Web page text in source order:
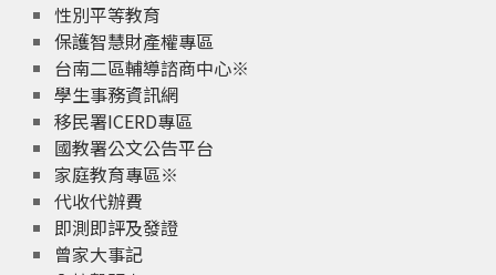
性別平等教育
保護智慧財產權專區
台南二區輔導諮商中心※
學生事務資訊網
移民署ICERD專區
國教署公文公告平台
家庭教育專區※
代收代辦費
即測即評及發證
曾家大事記